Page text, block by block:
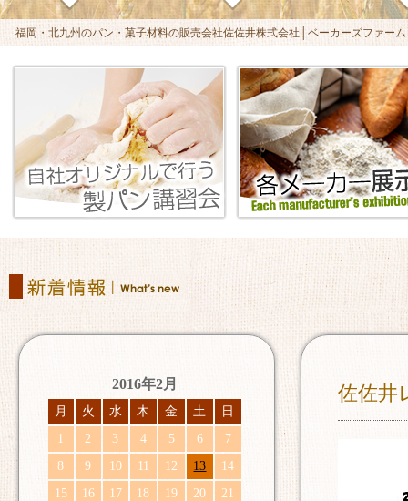
福岡・北九州のパン・菓子材料の販売会社佐佐井株式会社│ベーカーズファー
佐佐井
2016年2月
月 火 水 木 金 土 日
1 2 3 4 5 6
7
8
9 10 11 12 13
14
15
16 17 18 19 20
21